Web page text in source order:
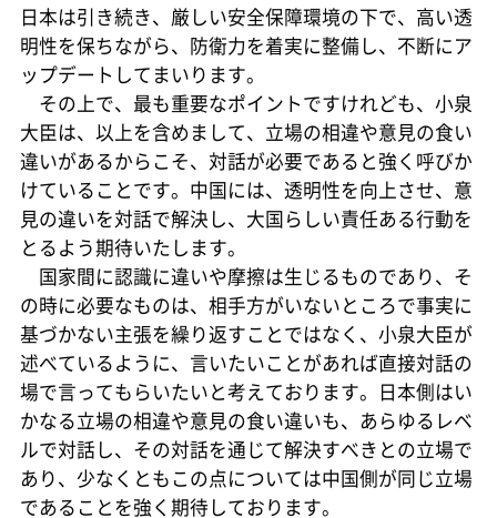
日本は引き続き、厳しい安全保障環境の下で、高い透
明性を保ちながら、防衛力を着実に整備し、不断にア
ップデートしてまいります。
その上で、最も重要なポイントですけれども、小泉
大臣は、以上を含めまして、立場の相違や意見の食い
違いがあるからこそ、対話が必要であると強く呼びか
けていることです。中国には、透明性を向上させ、意
見の違いを対話で解決し、大国らしい責任ある行動を
とるよう期待いたします。
国家間に認識に違いや摩擦は生じるものであり、そ
の時に必要なものは、相手方がいないところで事実に
基づかない主張を繰り返すことではなく、小泉大臣が
述べているように、言いたいことがあれば直接対話の
場で言ってもらいたいと考えております。日本側はい
かなる立場の相違や意見の食い違いも、あらゆるレベ
ルで対話し、その対話を通じて解決すべきとの立場で
あり、少なくともこの点については中国側が同じ立場
であることを強く期待しております。